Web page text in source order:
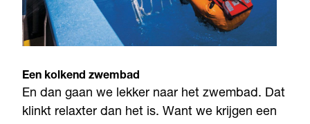
Een kolkend zwembad
En dan gaan we lekker naar het zwembad. Dat
klinkt relaxter dan het is. Want we krijgen een